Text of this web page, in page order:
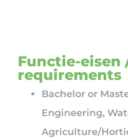
Functie-eisen
requirements
Bachelor or
Engineering,
Agriculture/